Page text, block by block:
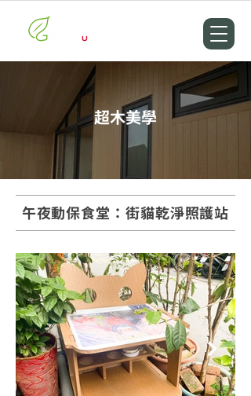
超木美學
午夜動保食堂：街貓乾淨照護站